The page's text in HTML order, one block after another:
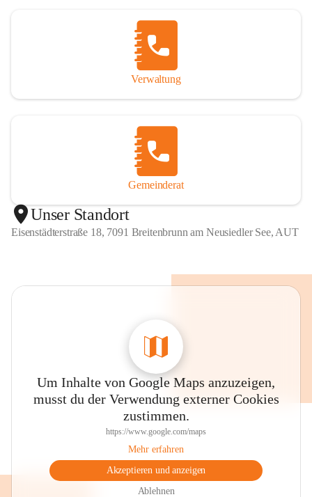
Verwaltung
Gemeinderat
Unser Standort
Eisenstädterstraße 18, 7091 Breitenbrunn am Neusiedler See, AUT
Um Inhalte von Google Maps anzuzeigen,
musst du der Verwendung externer Cookies
zustimmen.
https://www.google.com/maps
Mehr erfahren
Akzeptieren und anzeigen
Ablehnen